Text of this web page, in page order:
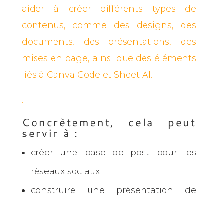
aider à créer différents types de
contenus, comme des designs, des
documents, des présentations, des
mises en page, ainsi que des éléments
liés à Canva Code et Sheet AI.
.
Concrètement, cela peut
servir à :
créer une base de post pour les
réseaux sociaux ;
construire une présentation de